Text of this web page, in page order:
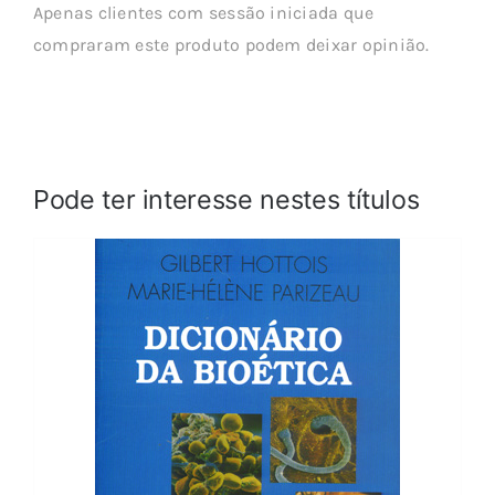
Apenas clientes com sessão iniciada que
compraram este produto podem deixar opinião.
Pode ter interesse nestes títulos